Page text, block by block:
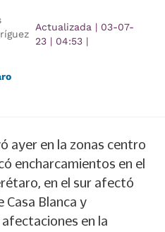
Actualizada | 03-07-
23 | 04:53|
ayer en la zonas centro
encharcamientos en el
en el sur afectó
Casa Blanca y
en la